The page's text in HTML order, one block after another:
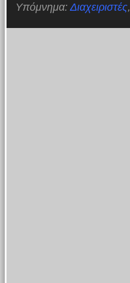
Υπόμνημα:Διαχειριστές,